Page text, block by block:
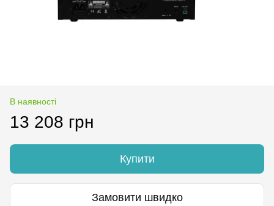
В наявності
13 208 грн
Купити
Замовити швидко